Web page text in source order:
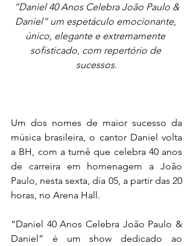
“Daniel 40 Anos Celebra João Paulo &
Daniel” um espetáculo emocionante,
único, elegante e extremamente
sofisticado, com repertório de
sucessos.
Um dos nomes de maior sucesso da
música brasileira, o cantor Daniel volta
a BH, com a turnê que celebra 40 anos
de carreira em homenagem a João
Paulo, nesta sexta, dia 05, a partir das 20
horas, no Arena Hall.
“Daniel 40 Anos Celebra João Paulo &
Daniel” é um show dedicado ao